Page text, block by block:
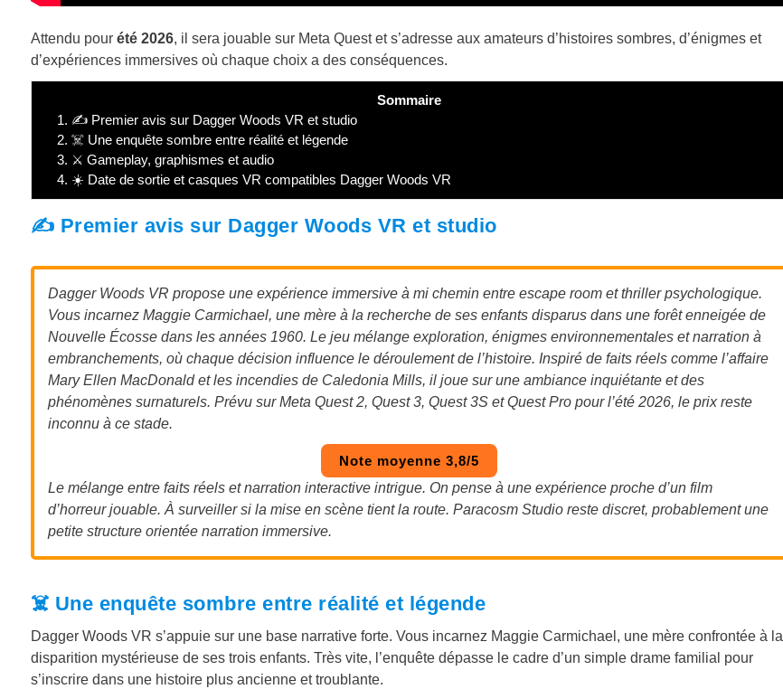
Attendu pour été 2026, il sera jouable sur Meta Quest et s’adresse aux amateurs d’histoires sombres, d’énigmes et
d’expériences immersives où chaque choix a des conséquences.
Sommaire
1. ✍️ Premier avis sur Dagger Woods VR et studio
2. ☠️ Une enquête sombre entre réalité et légende
3. ⚔️ Gameplay, graphismes et audio
4. ☀️ Date de sortie et casques VR compatibles Dagger Woods VR
✍️ Premier avis sur Dagger Woods VR et studio
Dagger Woods VR propose une expérience immersive à mi chemin entre escape room et thriller psychologique.
Vous incarnez Maggie Carmichael, une mère à la recherche de ses enfants disparus dans une forêt enneigée de
Nouvelle Écosse dans les années 1960. Le jeu mélange exploration, énigmes environnementales et narration à
embranchements, où chaque décision influence le déroulement de l’histoire. Inspiré de faits réels comme l’affaire
Mary Ellen MacDonald et les incendies de Caledonia Mills, il joue sur une ambiance inquiétante et des
phénomènes surnaturels. Prévu sur Meta Quest 2, Quest 3, Quest 3S et Quest Pro pour l’été 2026, le prix reste
inconnu à ce stade.
Note moyenne 3,8/5
Le mélange entre faits réels et narration interactive intrigue. On pense à une expérience proche d’un film
d’horreur jouable. À surveiller si la mise en scène tient la route. Paracosm Studio reste discret, probablement une
petite structure orientée narration immersive.
☠️ Une enquête sombre entre réalité et légende
Dagger Woods VR s’appuie sur une base narrative forte. Vous incarnez Maggie Carmichael, une mère confrontée à la
disparition mystérieuse de ses trois enfants. Très vite, l’enquête dépasse le cadre d’un simple drame familial pour
s’inscrire dans une histoire plus ancienne et troublante.